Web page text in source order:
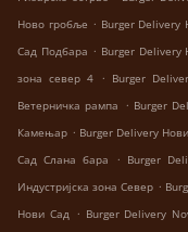
Ново гробље . Burger Delivery
Сад Подбара . Burger
зона север 4 . Burger
Ветерничка рампа . Burger
Камењар . Burger Delivery
Сад Слана бара
. Burger
Индустријска зона Север .
Нови Сад . Burger Delivery